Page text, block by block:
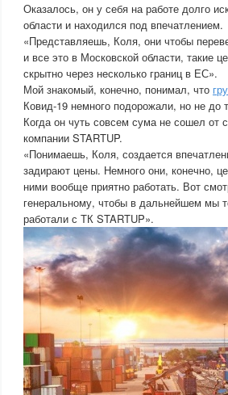
Оказалось, он у себя на работе долго
области и находился под впечатлением.
«Представляешь, Коля, они чтобы
и все это в Московской области, такие
скрытно через несколько границ в ЕС».
Мой знакомый, конечно, понимал, что
Ковид-19 немного подорожали, но не до
Когда он чуть совсем сума не сошел от
компании STARTUP.
«Понимаешь, Коля, создается
задирают цены. Немного они, конечно,
ними вообще приятно работать. Вот
генеральному, чтобы в дальнейшем мы
работали с ТК STARTUP».